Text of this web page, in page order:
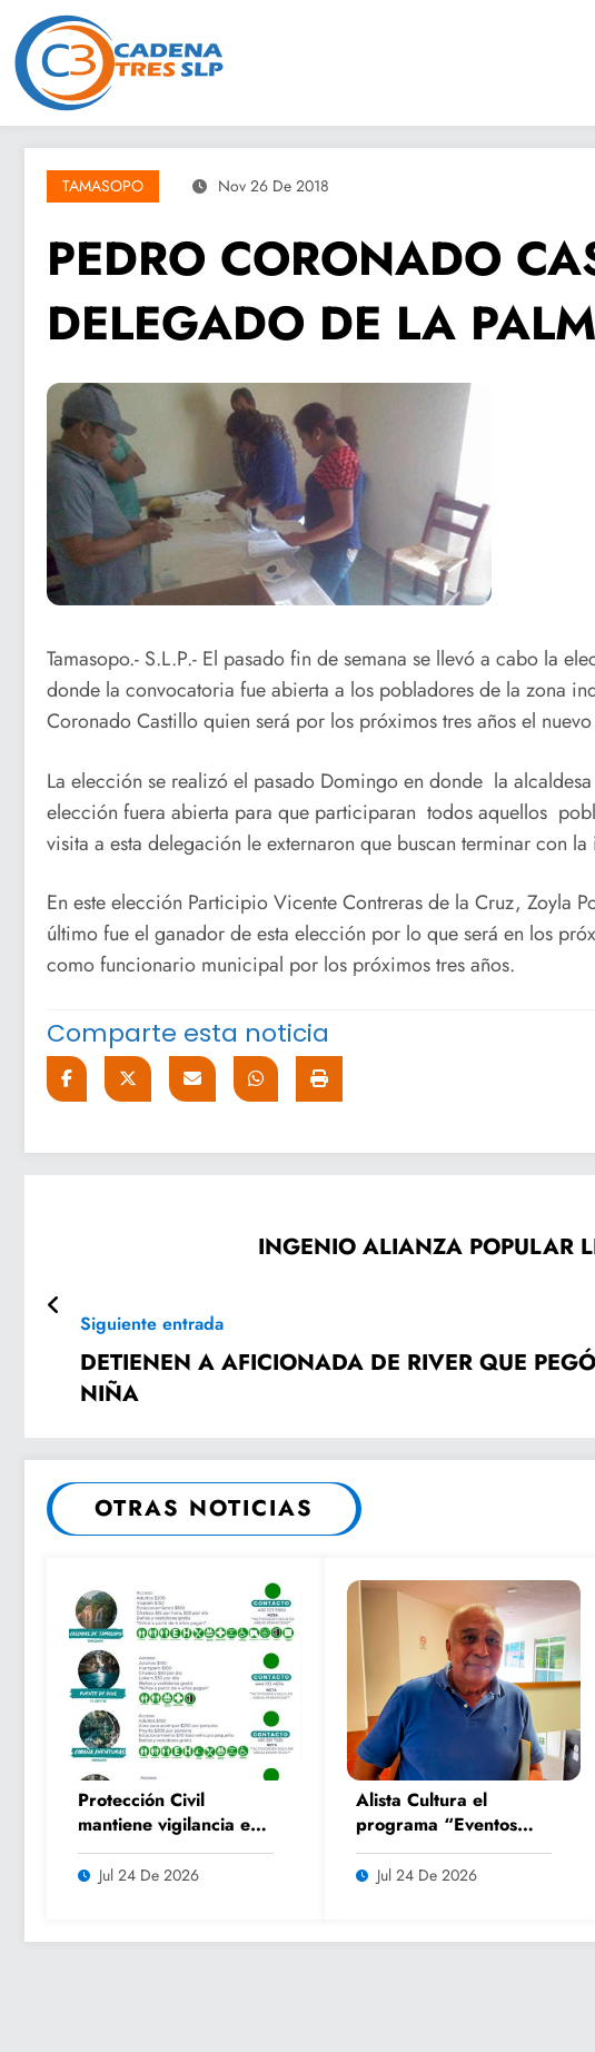
contenido
TAMASOPO Nov 26 De 2018
PEDRO CORONADO
DELEGADO DE LA
Tamasopo.- S.L.P.- El pasado fin de semana se llevó a cabo la
donde la convocatoria fue abierta a los pobladores de la zona
Coronado Castillo quien será por los próximos tres años el
La elección se realizó el pasado Domingo en donde la
elección fuera abierta para que participaran todos aquellos
visita a esta delegación le externaron que buscan terminar con
En este elección Participio Vicente Contreras de la Cruz, Zoyla
último fue el ganador de esta elección por lo que será en los
como funcionario municipal por los próximos tres años.
Comparte esta noticia
INGENIO ALIANZA POPULAR
Siguiente entrada
DETIENEN A AFICIONADA DE RIVER QUE
NIÑA
OTRAS NOTICIAS
Protección Civil
mantiene vigilancia en
parajes turísticos y
llama a respetar
Jul 24 De 2026
Alista Cultura el
programa “Eventos
Culturales de Verano
2026” para impulsar
Jul 24 De 2026